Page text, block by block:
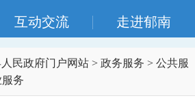
互动交流 走进郁南
民政府门户网站 > 政务服务 > 公共服
务